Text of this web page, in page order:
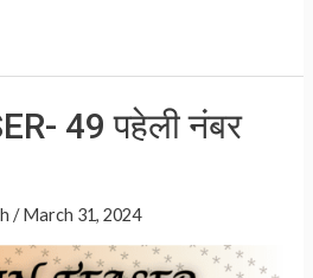
49 पहेली नंबर
/March 31, 2024